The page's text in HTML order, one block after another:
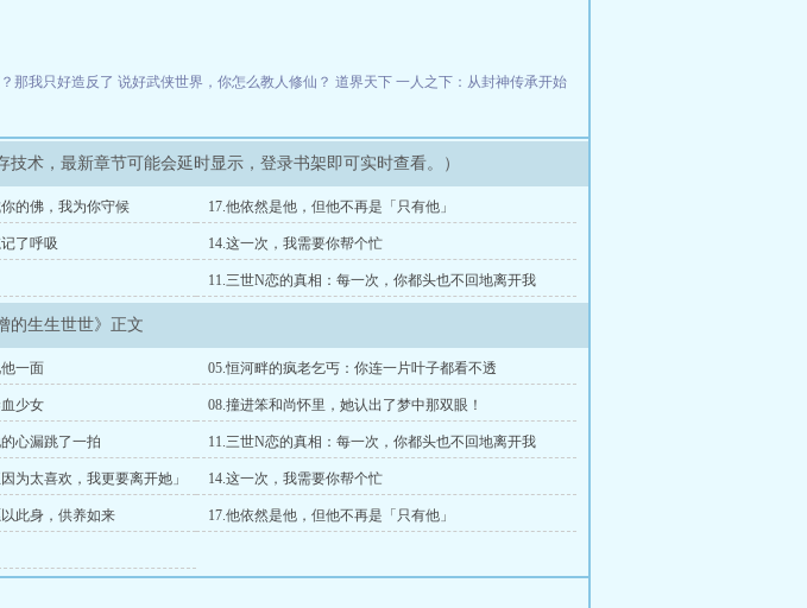
那我只好造反了 说好武侠世界，你怎么教人修仙？ 道界天下 一人之下：从封神传承开始
技术，最新章节可能会延时显示，登录书架即可实时查看。）
的佛，我为你守候 17.他依然是他，但他不再是「只有他」
了呼吸 14.这一次，我需要你帮个忙
11.三世N恋的真相：每一次，你都头也不回地离开我
的生生世世》正文
一面 05.恒河畔的疯老乞丐：你连一片叶子都看不透
少女 08.撞进笨和尚怀里，她认出了梦中那双眼！
心漏跳了一拍 11.三世N恋的真相：每一次，你都头也不回地离开我
为太喜欢，我更要离开她」 14.这一次，我需要你帮个忙
此身，供养如来 17.他依然是他，但他不再是「只有他」